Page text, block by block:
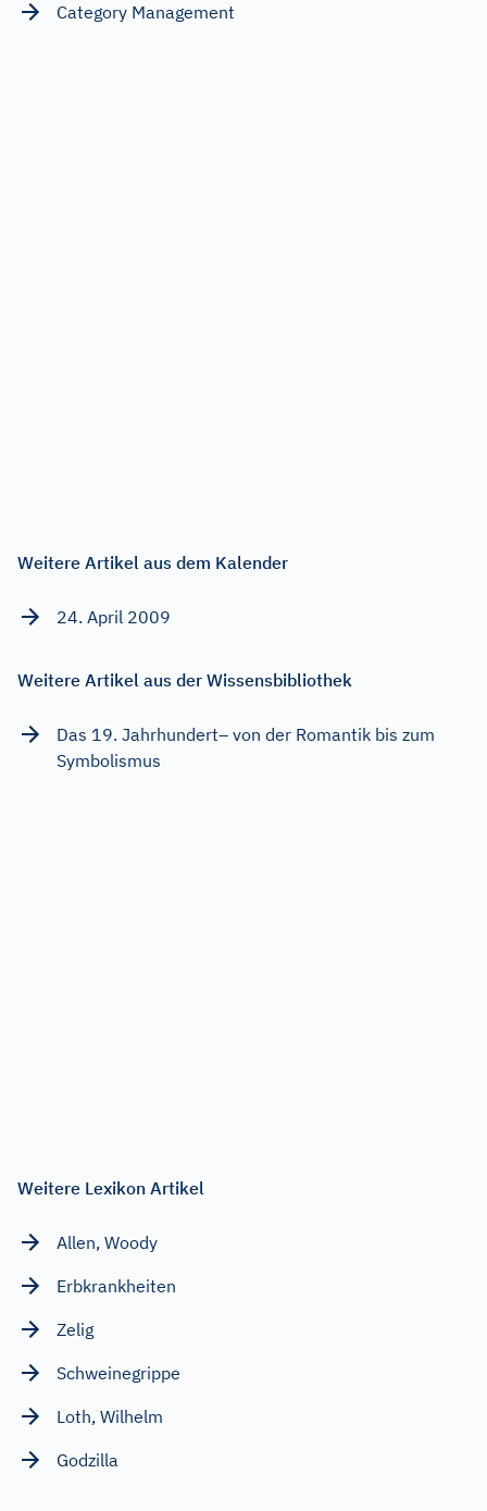
Category Management
Weitere Artikel aus dem Kalender
24. April 2009
Weitere Artikel aus der Wissensbibliothek
Das 19. Jahrhundert– von der Romantik bis zum
Symbolismus
Weitere Lexikon Artikel
Allen, Woody
Erbkrankheiten
Zelig
Schweinegrippe
Loth, Wilhelm
Godzilla